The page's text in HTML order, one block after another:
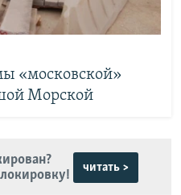
«московской»
Морской
читать >